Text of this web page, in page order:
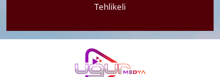
Tehlikeli